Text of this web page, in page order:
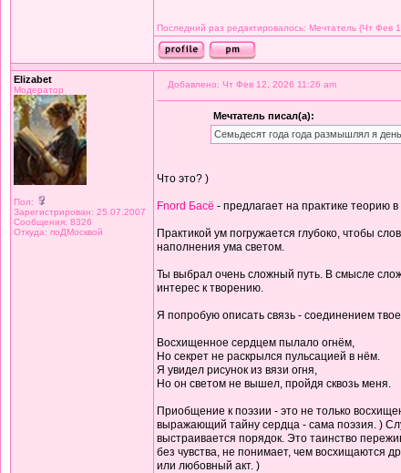
Последний раз редактировалось: Мечтатель (Чт Фев
Elizabet
Модератор
Пол:
Зарегистрирован: 25.07.2007
Сообщения: 8326
Откуда: поДМосквой
Добавлено: Чт Фев 12, 2026 11:26 am
Мечтатель писал(а):
Семьдесят года года размышлял я
Что это? )
Fnord Басё - предлагает на практике теорию
Практикой ум погружается глубоко, чтобы
наполнения ума светом.
Ты выбрал очень сложный путь. В смысле
интерес к творению.
Я попробую описать связь - соединением
Восхищенное сердцем пылало огнём,
Но секрет не раскрылся пульсацией в нём.
Я увидел рисунок из вязи огня,
Но он светом не вышел, пройдя сквозь меня.
Приобщение к поэзии - это не только
выражающий тайну сердца - сама поэзия. )
выстраивается порядок. Это таинство
без чувства, не понимает, чем восхищаются
или любовный акт. )